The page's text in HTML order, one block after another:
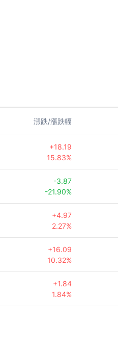
漲跌/漲跌幅
+18.19
15.83%
-3.87
-21.90%
+4.97
2.27%
+16.09
10.32%
+1.84
1.84%